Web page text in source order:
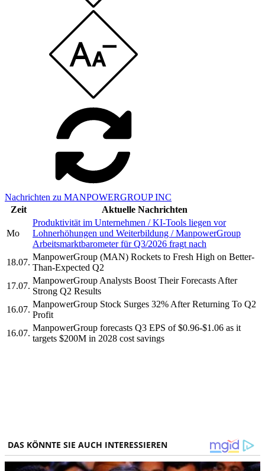
Nachrichten zu MANPOWERGROUP INC
Zeit
Aktuelle Nachrichten
Mo
Produktivität im Unternehmen / KI-Tools liegen vor
Lohnerhöhungen und Weiterbildung / ManpowerGroup
Arbeitsmarktbarometer für Q3/2026 fragt nach
18.07.
ManpowerGroup (MAN) Rockets to Fresh High on Better-
Than-Expected Q2
17.07.
ManpowerGroup Analysts Boost Their Forecasts After
Strong Q2 Results
16.07.
ManpowerGroup Stock Surges 32% After Returning To Q2
Profit
16.07.
ManpowerGroup forecasts Q3 EPS of $0.96-$1.06 as it
targets $200M in 2028 cost savings